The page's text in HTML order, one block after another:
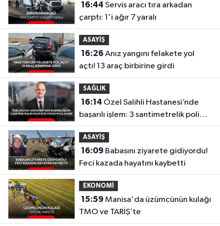
16:44
çarptı: 1'i ağır 7 yaralı
ASAYİŞ
16:26
açtı! 13 araç birbirine girdi
SAĞLIK
16:14
başarılı işlem: 3 santimetrelik polip
EMR yöntemiyle alındı
ASAYİŞ
16:09
Feci kazada hayatını kaybetti
EKONOMİ
15:59
TMO ve TARİŞ’te